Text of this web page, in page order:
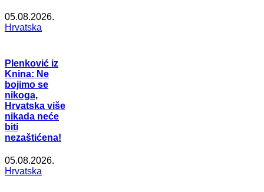
05.08.2026.
Hrvatska
Plenković iz
Knina: Ne
bojimo se
nikoga,
Hrvatska više
nikada neće
biti
nezaštićena!
05.08.2026.
Hrvatska